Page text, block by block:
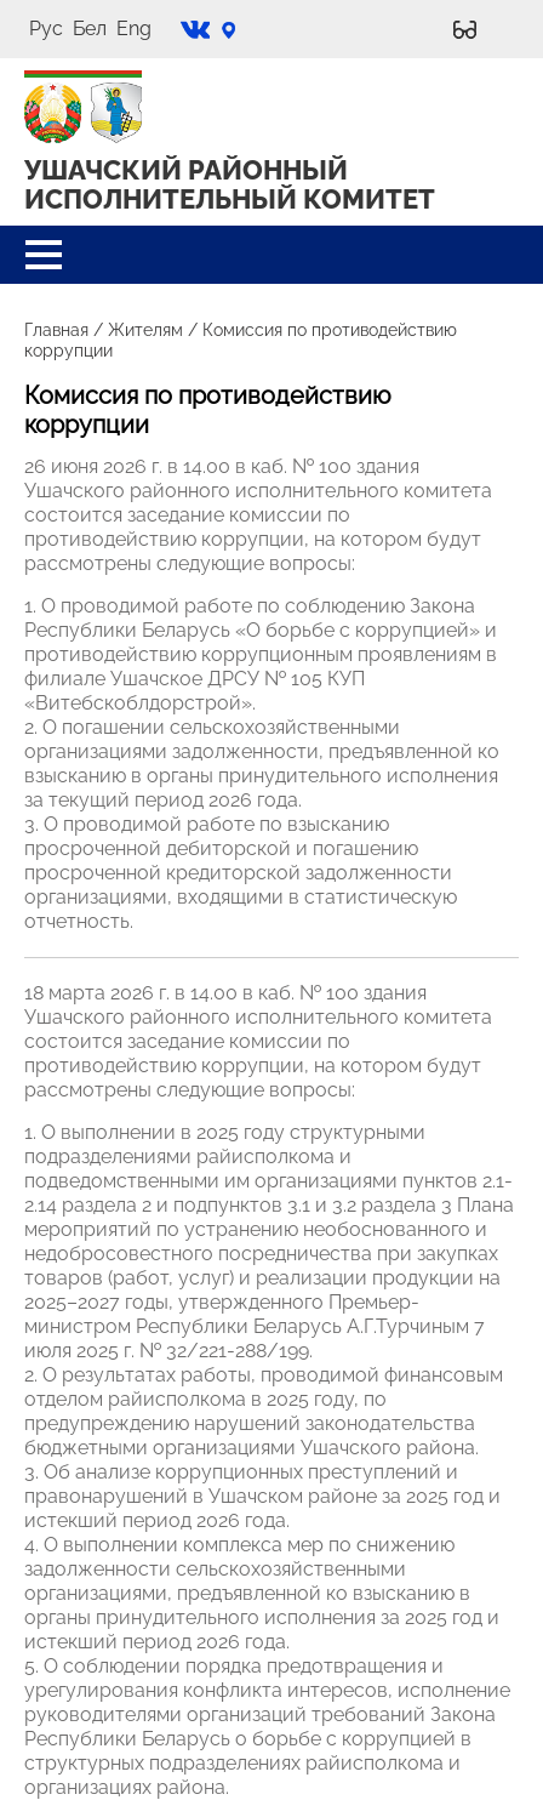
Рус Бел Eng
УШАЧСКИЙ РАЙОННЫЙ
ИСПОЛНИТЕЛЬНЫЙ КОМИТЕТ
Главная / Жителям / Комиссия по противодействию
коррупции
Комиссия по противодействию
коррупции
26 июня 2026 г. в 14.00 в каб. № 100 здания
Ушачского районного исполнительного комитета
состоится заседание комиссии по
противодействию коррупции, на котором будут
рассмотрены следующие вопросы:
1. О проводимой работе по соблюдению Закона
Республики Беларусь «О борьбе с коррупцией» и
противодействию коррупционным проявлениям в
филиале Ушачское ДРСУ № 105 КУП
«Витебскоблдорстрой».
2. О погашении сельскохозяйственными
организациями задолженности, предъявленной ко
взысканию в органы принудительного исполнения
за текущий период 2026 года.
3. О проводимой работе по взысканию
просроченной дебиторской и погашению
просроченной кредиторской задолженности
организациями, входящими в статистическую
отчетность.
18 марта 2026 г. в 14.00 в каб. № 100 здания
Ушачского районного исполнительного комитета
состоится заседание комиссии по
противодействию коррупции, на котором будут
рассмотрены следующие вопросы:
1. О выполнении в 2025 году структурными
подразделениями райисполкома и
подведомственными им организациями пунктов 2.1-
2.14 раздела 2 и подпунктов 3.1 и 3.2 раздела 3 Плана
мероприятий по устранению необоснованного и
недобросовестного посредничества при закупках
товаров (работ, услуг) и реализации продукции на
2025–2027 годы, утвержденного Премьер-
министром Республики Беларусь А.Г.Турчиным 7
июля 2025 г. № 32/221-288/199.
2. О результатах работы, проводимой финансовым
отделом райисполкома в 2025 году, по
предупреждению нарушений законодательства
бюджетными организациями Ушачского района.
3. Об анализе коррупционных преступлений и
правонарушений в Ушачском районе за 2025 год и
истекший период 2026 года.
4. О выполнении комплекса мер по снижению
задолженности сельскохозяйственными
организациями, предъявленной ко взысканию в
органы принудительного исполнения за 2025 год и
истекший период 2026 года.
5. О соблюдении порядка предотвращения и
урегулирования конфликта интересов, исполнение
руководителями организаций требований Закона
Республики Беларусь о борьбе с коррупцией в
структурных подразделениях райисполкома и
организациях района.